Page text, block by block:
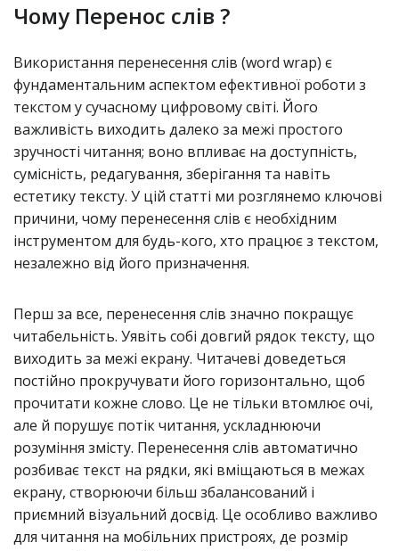
Чому Перенос слів ?
Використання перенесення слів (word wrap) є
фундаментальним аспектом ефективної роботи з
текстом у сучасному цифровому світі. Його
важливість виходить далеко за межі простого
зручності читання; воно впливає на доступність,
сумісність, редагування, зберігання та навіть
естетику тексту. У цій статті ми розглянемо ключові
причини, чому перенесення слів є необхідним
інструментом для будь-кого, хто працює з текстом,
незалежно від його призначення.
Перш за все, перенесення слів значно покращує
читабельність. Уявіть собі довгий рядок тексту, що
виходить за межі екрану. Читачеві доведеться
постійно прокручувати його горизонтально, щоб
прочитати кожне слово. Це не тільки втомлює очі,
але й порушує потік читання, ускладнюючи
розуміння змісту. Перенесення слів автоматично
розбиває текст на рядки, які вміщаються в межах
екрану, створюючи більш збалансований і
приємний візуальний досвід. Це особливо важливо
для читання на мобільних пристроях, де розмір